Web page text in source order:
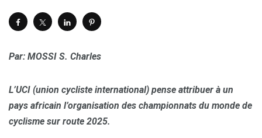
Par: MOSSI S. Charles
L’UCI (union cycliste international) pense attribuer à un
pays africain l’organisation des championnats du monde de
cyclisme sur route 2025.